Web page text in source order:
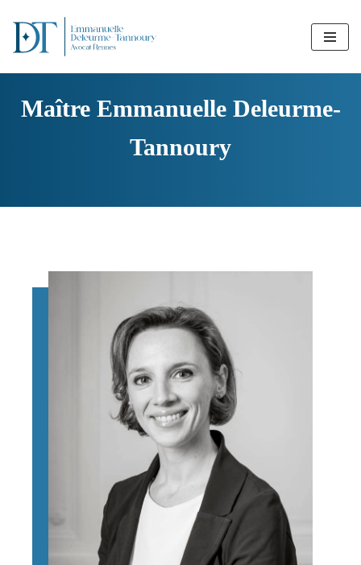
Aller
Maître Emmanuelle Deleurme-
Tannoury